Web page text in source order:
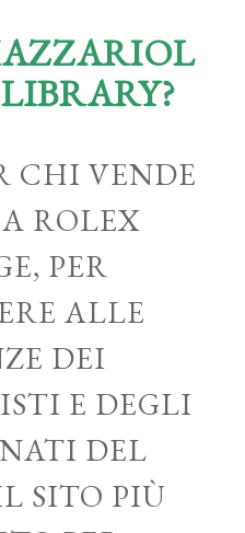
CHI VENDE
ROLEX
PER
ALLE
DEI
E DEGLI
DEL
SITO PIÙ